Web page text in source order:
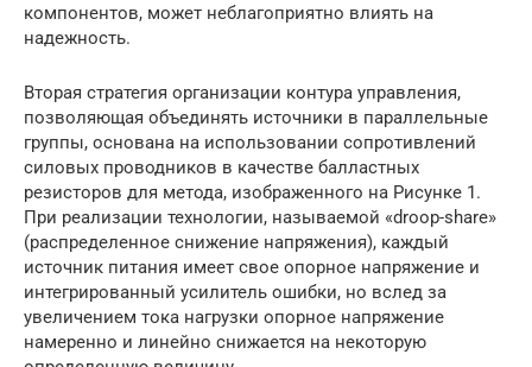
компонентов, может неблагоприятно влиять на
надежность.
Вторая стратегия организации контура управления,
позволяющая объединять источники в параллельные
группы, основана на использовании сопротивлений
силовых проводников в качестве балластных
резисторов для метода, изображенного на Рисунке 1.
При реализации технологии, называемой «droop-share»
(распределенное снижение напряжения), каждый
источник питания имеет свое опорное напряжение и
интегрированный усилитель ошибки, но вслед за
увеличением тока нагрузки опорное напряжение
намеренно и линейно снижается на некоторую